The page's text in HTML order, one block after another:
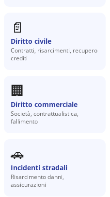
📄
Diritto civile
Contratti, risarcimenti, recupero
crediti
🏢
Diritto commerciale
Società, contrattualistica,
fallimento
🚗
Incidenti stradali
Risarcimento danni,
assicurazioni